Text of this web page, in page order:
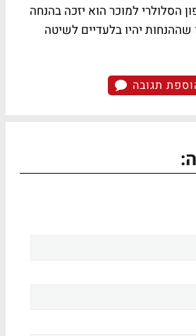
הסלולרי למוכר הוא יזכה בהנחה
שההנחות יהיו בלעדיים לשיטה
תגובה